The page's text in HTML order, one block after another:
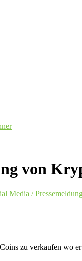
von
Media /
zu verkaufen wo